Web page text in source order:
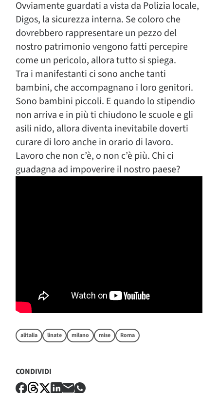
Ovviamente guardati a vista da Polizia locale,
Digos, la sicurezza interna. Se coloro che
dovrebbero rappresentare un pezzo del
nostro patrimonio vengono fatti percepire
come un pericolo, allora tutto si spiega.
Tra i manifestanti ci sono anche tanti
bambini, che accompagnano i loro genitori.
Sono bambini piccoli. E quando lo stipendio
non arriva e in più ti chiudono le scuole e gli
asili nido, allora diventa inevitabile doverti
curare di loro anche in orario di lavoro.
Lavoro che non c’è, o non c’è più. Chi ci
guadagna ad impoverire il nostro paese?
alitalia linate milano mise Roma
CONDIVIDI